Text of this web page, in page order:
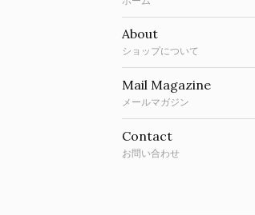
About
ショップについて
Mail Magazine
メールマガジン
Contact
お問い合わせ